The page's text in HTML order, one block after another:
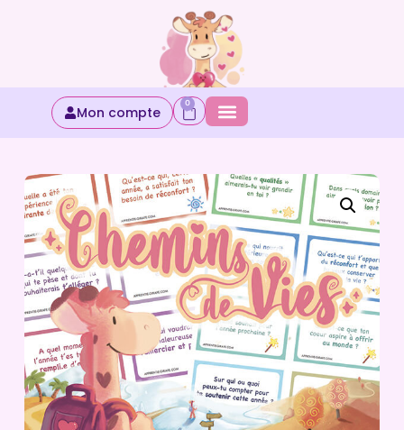
Mon compte
0